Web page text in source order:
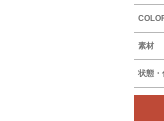
素材
状態・